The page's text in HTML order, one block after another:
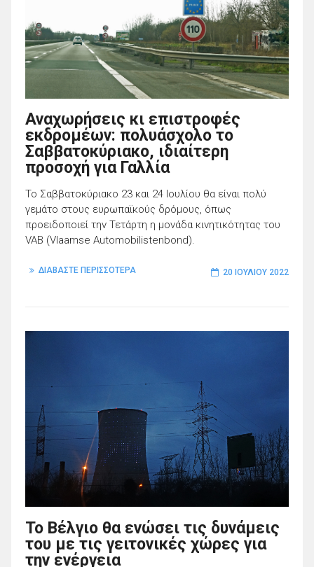
Αναχωρήσεις κι επιστροφές
εκδρομέων: πολυάσχολο το
Σαββατοκύριακο, ιδιαίτερη
προσοχή για Γαλλία
Το Σαββατοκύριακο 23 και 24 Ιουλίου θα είναι πολύ
γεμάτο στους ευρωπαϊκούς δρόμους, όπως
προειδοποιεί την Τετάρτη η μονάδα κινητικότητας του
VAB (Vlaamse Automobilistenbond).
ΔΙΑΒΑΣΤΕ ΠΕΡΙΣΣΟΤΕΡΑ 20 ΙΟΥΛΊΟΥ 2022
Το Βέλγιο θα ενώσει τις δυνάμεις
του με τις γειτονικές χώρες για
την ενέργεια